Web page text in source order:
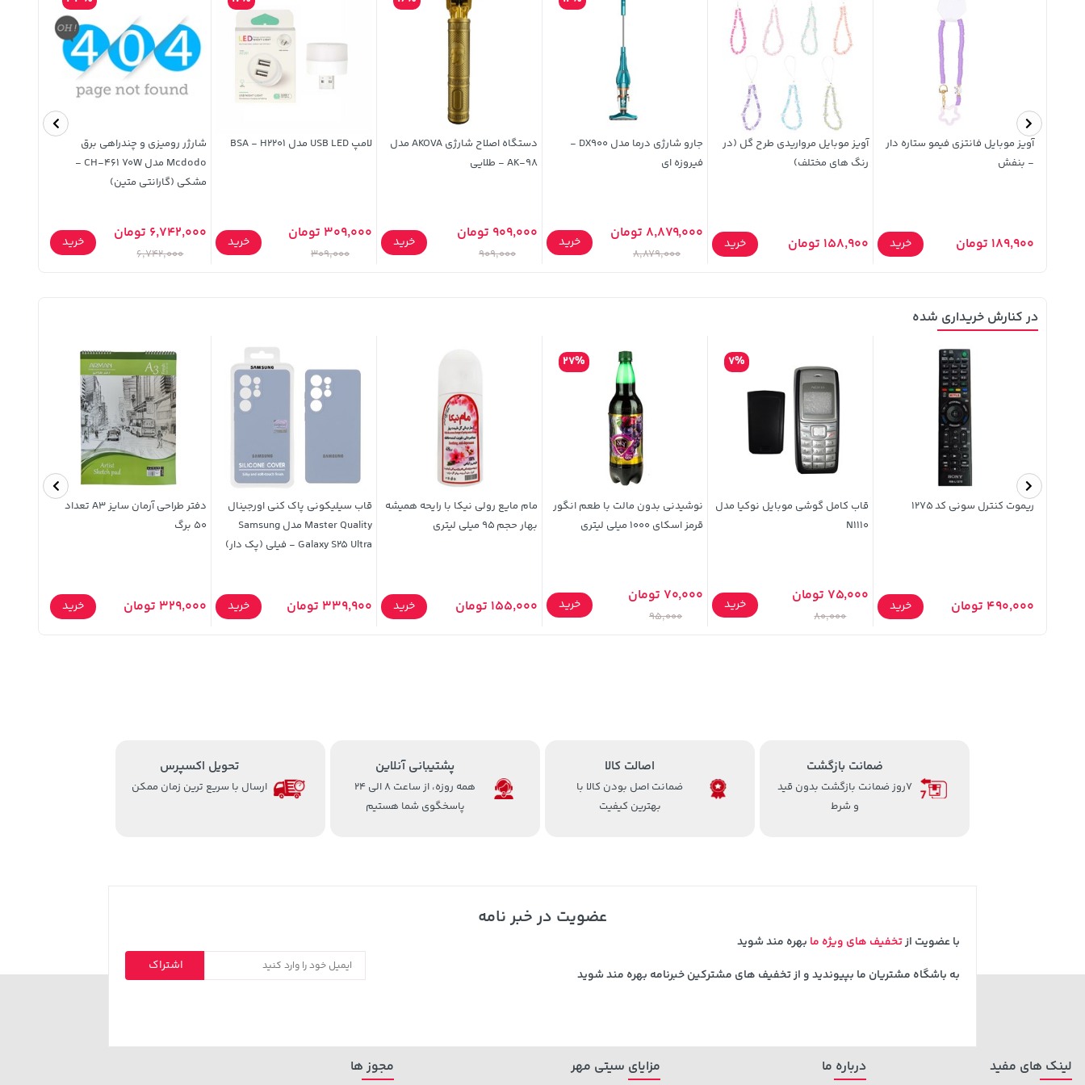
آویز موبایل فانتزی فیمو ستاره دار
- بنفش
189,900 تومان خرید
آویز موبایل مرواریدی طرح گل (در
رنگ های مختلف)
158,900 تومان خرید
جارو شارژی درما مدل DX900 -
فیروزه ای
8,879,000 تومان
8,879,000
خرید
دستگاه اصلاح شارژی AKOVA مدل
AK-98 - طلایی
909,000 تومان
909,000
خرید
لامپ USB LED مدل BSA - H2201
309,000 تومان
309,000
خرید
شارژر رومیزی و چندراهی برق
Mcdodo مدل CH-461 70W -
مشکی (گارانتی متین)
6,742,000 تومان
6,742,000
خرید
در کنارش خریداری شده
ریموت کنترل سونی کد 1275
490,000 تومان خرید
قاب کامل گوشی موبایل نوکیا مدل
N1110
7%
75,000 تومان
80,000
خرید
نوشیدنی بدون مالت با طعم انگور
قرمز اسکای 1000 میلی لیتری
27%
70,000 تومان
95,000
خرید
مام مایع رولی نیکا با رایحه همیشه
بهار حجم 95 میلی لیتری
155,000 تومان خرید
قاب سیلیکونی پاک کنی اورجینال
Master Quality مدل Samsung
Galaxy S25 Ultra - فیلی (پک دار)
339,900 تومان خرید
دفتر طراحی آرمان سایز A3 تعداد
50 برگ
329,000 تومان خرید
ضمانت بازگشت
7روز ضمانت بازگشت بدون قید
و شرط
اصالت کالا
ضمانت اصل بودن کالا با
بهترین کیفیت
پشتیبانی آنلاین
همه روزه، از ساعت 8 الی 24
پاسخگوی شما هستیم
تحویل اکسپرس
ارسال با سریع ترین زمان ممکن
عضویت در خبر نامه
با عضویت ازتخفیف های ویژه ما بهره مند شوید
به باشگاه مشتریان ما بپیوندید و از تخفیف های مشترکین خبرنامه بهره مند شوید
اشتراک
لینک های مفید درباره ما مزایای سیتی مهر مجوز ها